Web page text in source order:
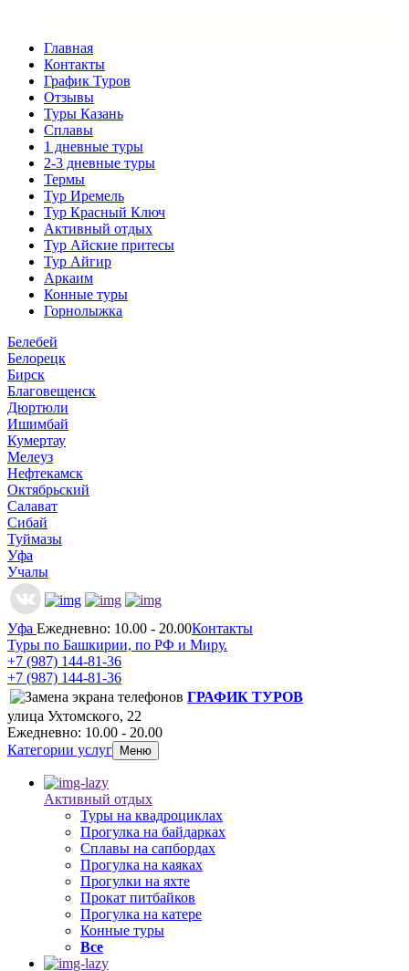
Главная
Контакты
График Туров
Отзывы
Туры Казань
Сплавы
1 дневные туры
2-3 дневные туры
Термы
Тур Иремель
Тур Красный Ключ
Активный отдых
Тур Айские притесы
Тур Айгир
Аркаим
Конные туры
Горнолыжка
Белебей
Белорецк
Бирск
Благовещенск
Дюртюли
Ишимбай
Кумертау
Мелеуз
Нефтекамск
Октябрьский
Салават
Сибай
Туймазы
Уфа
Учалы
Уфа Ежедневно: 10.00 - 20.00Контакты
Туры по Башкирии, по РФ и Миру.
+7 (987) 144-81-36
+7 (987) 144-81-36
ГРАФИК ТУРОВ
улица Ухтомского, 22
Ежедневно: 10.00 - 20.00
Категории услуг
Меню
Активный отдых
Туры на квадроциклах
Прогулка на байдарках
Сплавы на сапбордах
Прогулка на каяках
Прогулки на яхте
Прокат питбайков
Прогулка на катере
Конные туры
Все